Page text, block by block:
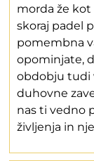
morda že
skoraj padel
pomembna
opominjate,
obdobju tudi
duhovne
nas ti vedno
življenja in